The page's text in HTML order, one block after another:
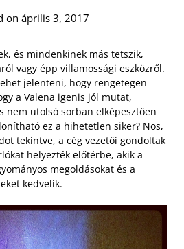
on április 3, 2017
és mindenkinek más tetszik,
vagy épp villamossági eszközről.
jelenteni, hogy rengetegen
a Valena igenis jól mutat,
nem utolsó sorban elképesztően
ez a hihetetlen siker? Nos,
tekintve, a cég vezetői gondoltak
helyezték előtérbe, akik a
megoldásokat és a
kedvelik.